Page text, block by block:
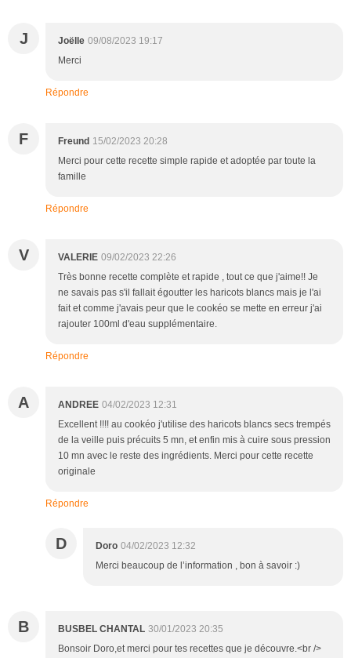
J Joëlle 09/08/2023 19:17
Merci
Répondre
F Freund 15/02/2023 20:28
Merci pour cette recette simple rapide et adoptée par toute la
famille
Répondre
V VALERIE 09/02/2023 22:26
Très bonne recette complète et rapide , tout ce que j'aime!! Je
ne savais pas s'il fallait égoutter les haricots blancs mais je l'ai
fait et comme j'avais peur que le cookéo se mette en erreur j'ai
rajouter 100ml d'eau supplémentaire.
Répondre
A ANDREE 04/02/2023 12:31
Excellent !!!! au cookéo j'utilise des haricots blancs secs trempés
de la veille puis précuits 5 mn, et enfin mis à cuire sous pression
10 mn avec le reste des ingrédients. Merci pour cette recette
originale
Répondre
D Doro 04/02/2023 12:32
Merci beaucoup de l’information , bon à savoir :)
B BUSBEL CHANTAL 30/01/2023 20:35
Bonsoir Doro,et merci pour tes recettes que je découvre.<br />